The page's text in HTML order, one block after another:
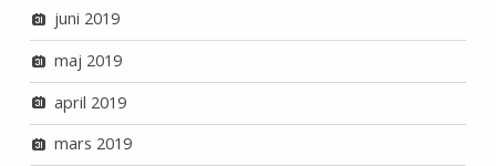
juni 2019
maj 2019
april 2019
mars 2019